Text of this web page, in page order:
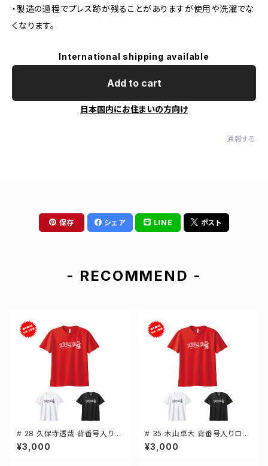
・製造の過程でプレス跡が残ることがありますが使用や洗濯でな
くなります。
International shipping available
Add to cart
日本国内にお住まいの方向け
通報する
保存 シェア LINE ポスト
- RECOMMEND -
# 28 久保寺透哉 背番号入りロ
ゴ ドライTシャツ 半袖 選手還元
3カラー S-5Lサイズ 000300
¥3,000
# 35 木山卓大 背番号入りロゴ
ドライTシャツ 半袖 選手還元 3
カラー S-5Lサイズ 000300
¥3,000